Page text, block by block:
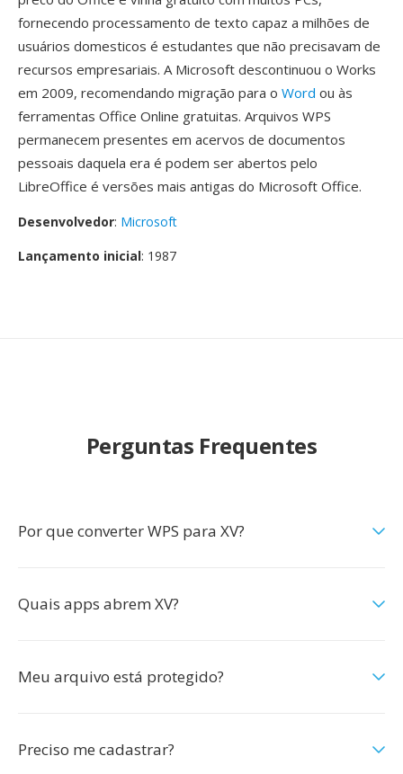
fornecendo processamento de texto capaz a milhões de
usuários domesticos é estudantes que não precisavam de
recursos empresariais. A Microsoft descontinuou o Works
em 2009, recomendando migração para o Word ou às
ferramentas Office Online gratuitas. Arquivos WPS
permanecem presentes em acervos de documentos
pessoais daquela era é podem ser abertos pelo
LibreOffice é versões mais antigas do Microsoft Office.
Desenvolvedor: Microsoft
Lançamento inicial: 1987
Perguntas Frequentes
Por que converter WPS para XV?
Quais apps abrem XV?
Meu arquivo está protegido?
Preciso me cadastrar?